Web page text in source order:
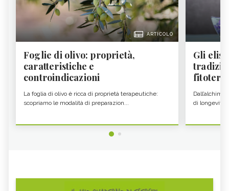
ARTICOLO
Foglie di olivo: proprietà,
caratteristiche e
controindicazioni
La foglia di olivo è ricca di proprietà terapeutiche:
scopriamo le modalità di preparazion...
Gli
fitoter...
di longevità